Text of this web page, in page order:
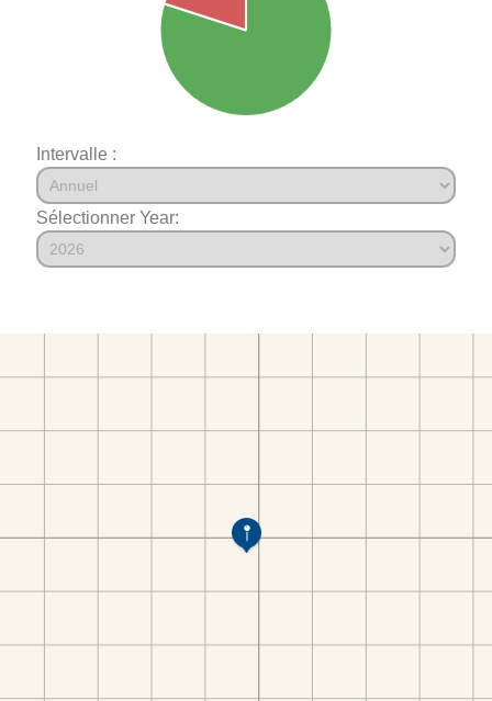
Intervalle :
Sélectionner Year: